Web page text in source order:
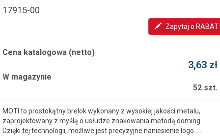
17915-00
Zapytaj o RABAT
Cena katalogowa (netto)
3,63 zł
W magazynie
52 szt.
MOTI to prostokątny brelok wykonany z wysokiej jakości metalu,
zaprojektowany z myślą o usłudze znakowania metodą doming.
Dzięki tej technologii, możliwe jest precyzyjne naniesienie logo...…